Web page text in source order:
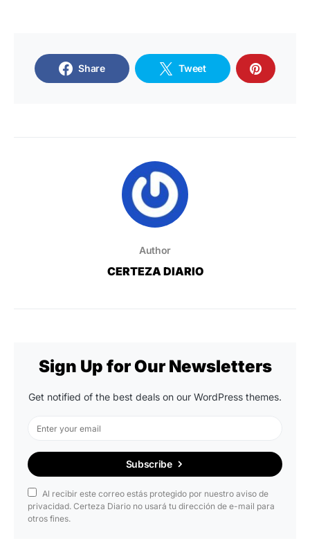
Share Tweet
Author
CERTEZA DIARIO
Sign Up for Our Newsletters
Get notified of the best deals on our WordPress themes.
Subscribe
Al recibir este correo estás protegido por nuestro aviso de
privacidad. Certeza Diario no usará tu dirección de e-mail para
otros fines.